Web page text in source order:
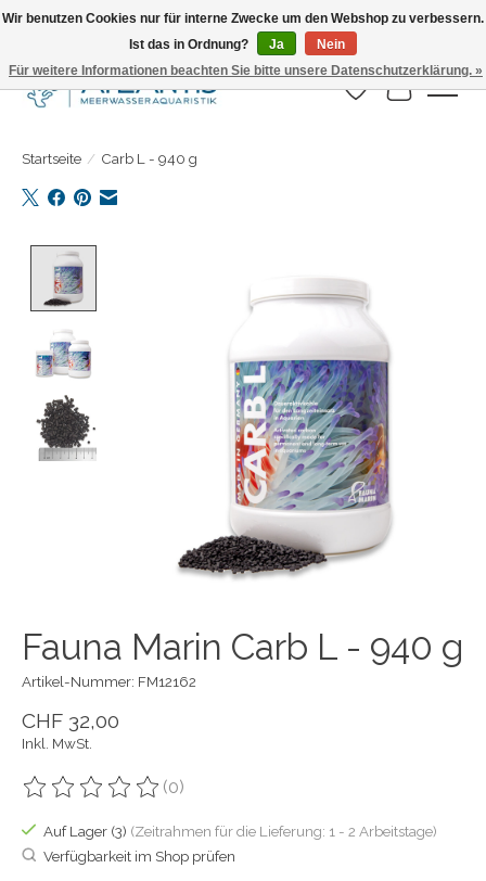
Täglicher Versand. Bestelle bis 15.00 Uhr
Wunschzettel
Ihr
Startseite / Carb L - 940 g
Fauna Marin Carb L - 940 g
Artikel-Nummer: FM12162
CHF 32,00
Inkl. MwSt.
Die Bewertung dieses Produkts ist
(0)
Auf Lager (3) (Zeitrahmen für die Lieferung: 1 - 2 Arbeitstage)
Verfügbarkeit im Shop prüfen
Wir benutzen Cookies nur für interne Zwecke um den Webshop zu verbessern.
Ist das in Ordnung?
Ja
Nein
Für weitere Informationen beachten Sie bitte unsere Datenschutzerklärung. »